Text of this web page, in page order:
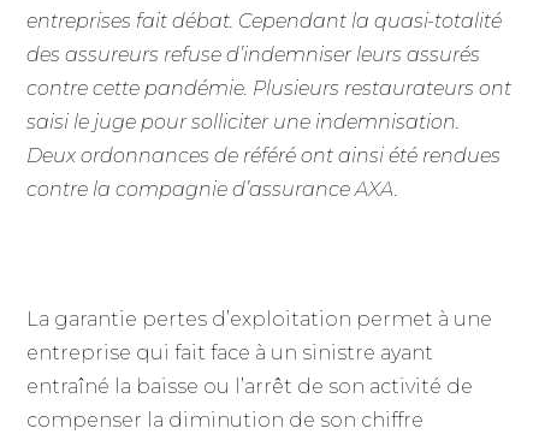
entreprises fait débat. Cependant la quasi-totalité
des assureurs refuse d’indemniser leurs assurés
contre cette pandémie. Plusieurs restaurateurs ont
saisi le juge pour solliciter une indemnisation.
Deux ordonnances de référé ont ainsi été rendues
contre la compagnie d’assurance AXA.
La garantie pertes d’exploitation permet à une
entreprise qui fait face à un sinistre ayant
entraîné la baisse ou l’arrêt de son activité de
compenser la diminution de son chiffre